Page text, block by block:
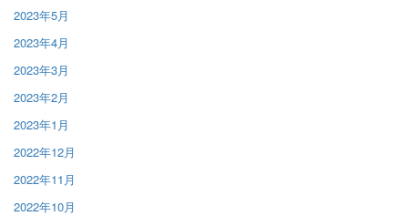
2023年5月
2023年4月
2023年3月
2023年2月
2023年1月
2022年12月
2022年11月
2022年10月